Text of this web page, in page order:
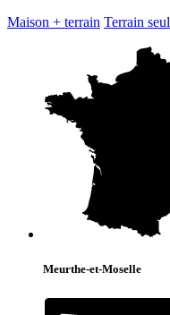
Maison + terrain Terrain seul
Meurthe-et-Moselle